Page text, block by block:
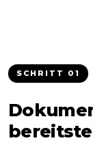
SCHRITT 01